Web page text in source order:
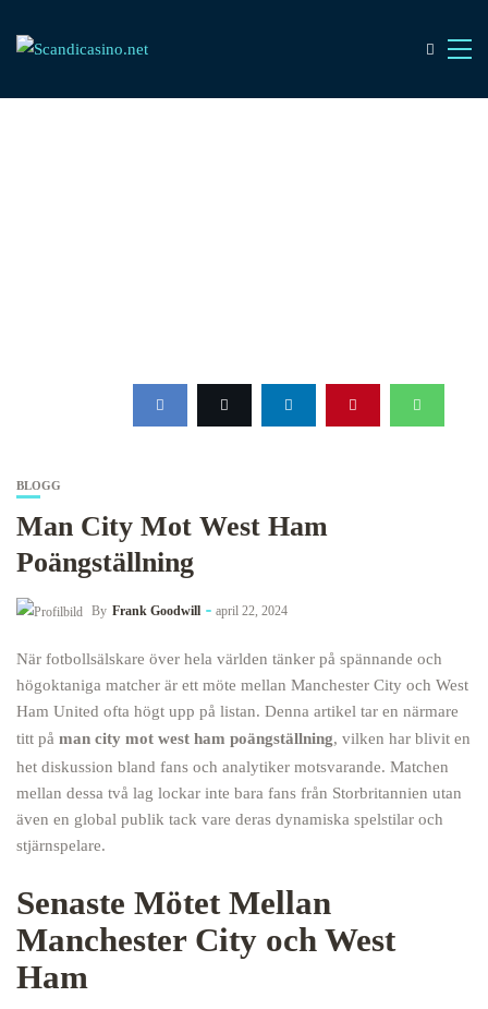
BLOGG
Man City Mot West Ham
Poängställning
By Frank Goodwill april 22, 2024
När fotbollsälskare över hela världen tänker på spännande och
högoktaniga matcher är ett möte mellan Manchester City och West
Ham United ofta högt upp på listan. Denna artikel tar en närmare
titt på man city mot west ham poängställning, vilken har blivit en
het diskussion bland fans och analytiker motsvarande. Matchen
mellan dessa två lag lockar inte bara fans från Storbritannien utan
även en global publik tack vare deras dynamiska spelstilar och
stjärnspelare.
Senaste Mötet Mellan
Manchester City och West
Ham